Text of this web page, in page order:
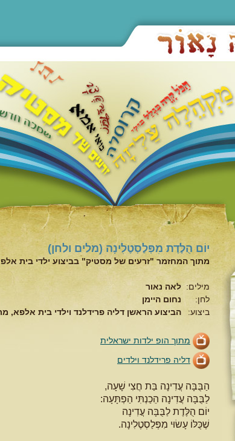
יוֹם הֻלֶּדֶת מִפְּלַסְטֶלִינָה (מלים ולחן)
מתוך המחזמר "זרעים של מסטיק" בביצוע ילדי בית אלפא
מילים: לאה נאור
לחן:
נחום היימן
ביצוע:
הביצוע הראשן דליה פרידלנד וילדי בית אלפא,
מתוך הופ ילדות ישראלית
דליה פרידלנד וילדים
הַבֻּבָּה עֲדִינָה בַּת חֲצִי שָׁעָה,
לַבֻּבָּה עֲדִינָה הֵכַנְתִּי הַפְתָּעָה:
יוֹם הֻלֶּדֶת לַבֻּבָּה עֲדִינָה
שֶׁכֻּלּוֹ עָשׂוּי מִפְּלַסְטֶלִינָה.